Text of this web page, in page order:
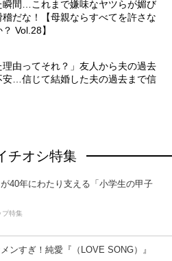
瞬間…これまで嫌味なヤツらが媚び
だな！【母親ならすべてを許さな
Vol.28】
理由ってそれ？」友人から夫の過去
安…信じて結婚した夫の過去まで信
チオシ特集
40年にわたり支える「小学生の甲子
プ特集
ンすぎ！純愛『（LOVE SONG）』